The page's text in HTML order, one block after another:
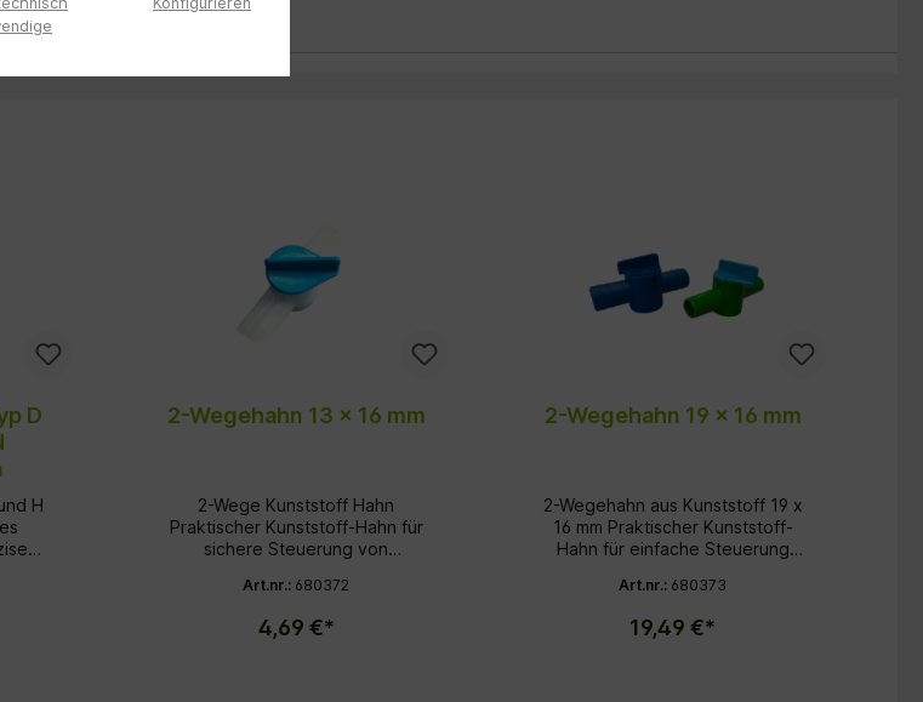
D
H
2-Wegehahn 13 x 16 mm
2-Wege Kunststoff Hahn
Praktischer Kunststoff-Hahn für
sichere Steuerung von
Schläuchen. Produktdetails
Farbe: grün/blau Material:
Art.nr.: 680372
4,69 €*
2-Wegehahn 19 x 16 mm
2-Wegehahn aus Kunststoff 19 x
16 mm Praktischer Kunststoff-
Hahn für einfache Steuerung
Schläuchen. Produktdetails
Farben: wahlweise blau oder
Art.nr.: 680373
19,49 €*